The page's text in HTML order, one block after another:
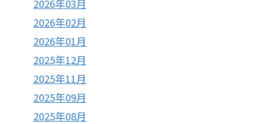
2026年03月
2026年02月
2026年01月
2025年12月
2025年11月
2025年09月
2025年08月